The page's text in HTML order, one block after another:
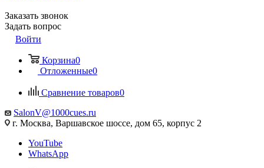
Заказать звонок
Задать вопрос
Войти
Корзина0
Отложенные0
Сравнение товаров0
SalonV@1000cues.ru
г. Москва, Варшавское шоссе, дом 65, корпус 2
YouTube
WhatsApp